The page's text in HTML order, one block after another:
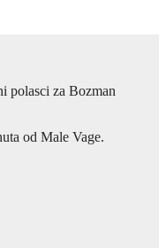
polasci za Bozman
od Male Vage.